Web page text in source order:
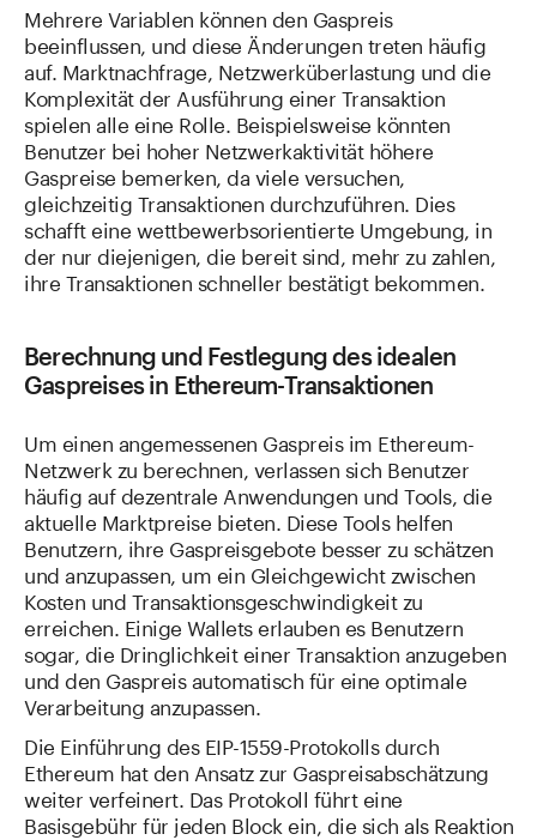
Mehrere Variablen können den Gaspreis
beeinflussen, und diese Änderungen treten häufig
auf. Marktnachfrage, Netzwerküberlastung und die
Komplexität der Ausführung einer Transaktion
spielen alle eine Rolle. Beispielsweise könnten
Benutzer bei hoher Netzwerkaktivität höhere
Gaspreise bemerken, da viele versuchen,
gleichzeitig Transaktionen durchzuführen. Dies
schafft eine wettbewerbsorientierte Umgebung, in
der nur diejenigen, die bereit sind, mehr zu zahlen,
ihre Transaktionen schneller bestätigt bekommen.
Berechnung und Festlegung des idealen
Gaspreises in Ethereum-Transaktionen
Um einen angemessenen Gaspreis im Ethereum-
Netzwerk zu berechnen, verlassen sich Benutzer
häufig auf dezentrale Anwendungen und Tools, die
aktuelle Marktpreise bieten. Diese Tools helfen
Benutzern, ihre Gaspreisgebote besser zu schätzen
und anzupassen, um ein Gleichgewicht zwischen
Kosten und Transaktionsgeschwindigkeit zu
erreichen. Einige Wallets erlauben es Benutzern
sogar, die Dringlichkeit einer Transaktion anzugeben
und den Gaspreis automatisch für eine optimale
Verarbeitung anzupassen.
Die Einführung des EIP-1559-Protokolls durch
Ethereum hat den Ansatz zur Gaspreisabschätzung
weiter verfeinert. Das Protokoll führt eine
Basisgebühr für jeden Block ein, die sich als Reaktion